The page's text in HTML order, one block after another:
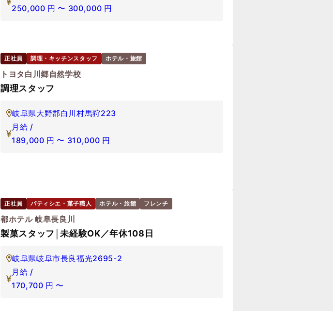
250,000 円 〜 300,000 円
正社員 調理・キッチンスタッフ ホテル・旅館
トヨタ白川郷自然学校
調理スタッフ
岐阜県大野郡白川村馬狩223
月給 /
189,000 円 〜 310,000 円
正社員 パティシエ・菓子職人 ホテル・旅館 フレンチ
都ホテル 岐阜長良川
製菓スタッフ│未経験OK／年休108日
岐阜県岐阜市長良福光2695-2
月給 /
170,700 円 〜